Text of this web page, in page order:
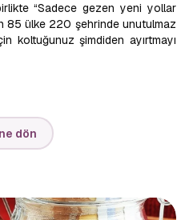
“Sadece gezen yeni yollar
85 ülke 220 şehrinde unutulmaz
koltuğunuz şimdiden ayırtmayı
dön